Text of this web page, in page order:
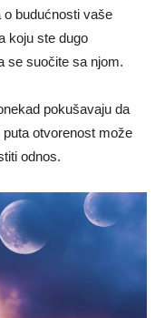
budućnosti vaše
koju ste dugo
se suočite sa njom.
pokušavaju da
otvorenost može
odnos.